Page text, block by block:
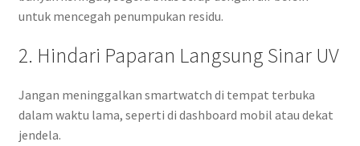
untuk mencegah penumpukan residu.
2. Hindari Paparan Langsung Sinar UV
Jangan meninggalkan smartwatch di tempat terbuka
dalam waktu lama, seperti di dashboard mobil atau dekat
jendela.